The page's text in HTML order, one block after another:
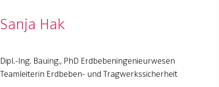
Sanja Hak
Dipl.-Ing. Bauing., PhD Erdbebeningenieurwesen
Teamleiterin Erdbeben- und Tragwerkssicherheit